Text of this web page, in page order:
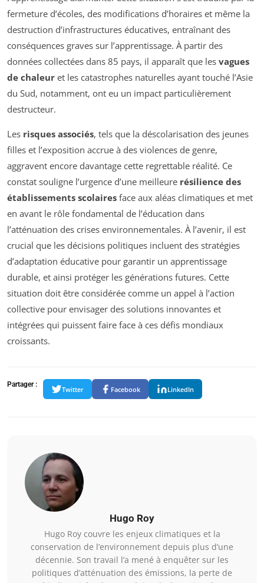
fermeture d’écoles, des modifications d’horaires et même la
destruction d’infrastructures éducatives, entraînant des
conséquences graves sur l’apprentissage. À partir des
données collectées dans 85 pays, il apparaît que les vagues
de chaleur et les catastrophes naturelles ayant touché l’Asie
du Sud, notamment, ont eu un impact particulièrement
destructeur.
Les risques associés, tels que la déscolarisation des jeunes
filles et l’exposition accrue à des violences de genre,
aggravent encore davantage cette regrettable réalité. Ce
constat souligne l’urgence d’une meilleure résilience des
établissements scolaires face aux aléas climatiques et met
en avant le rôle fondamental de l’éducation dans
l’atténuation des crises environnementales. À l’avenir, il est
crucial que les décisions politiques incluent des stratégies
d’adaptation éducative pour garantir un apprentissage
durable, et ainsi protéger les générations futures. Cette
situation doit être considérée comme un appel à l’action
collective pour envisager des solutions innovantes et
intégrées qui puissent faire face à ces défis mondiaux
croissants.
Partager :
Twitter Facebook LinkedIn
Hugo Roy
Hugo Roy couvre les enjeux climatiques et la
conservation de l’environnement depuis plus d’une
décennie. Son travail l’a mené à enquêter sur les
politiques d’atténuation des émissions, la perte de